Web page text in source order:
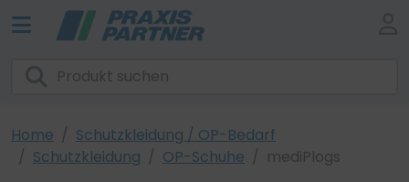
Home
Schutzkleidung / OP-Bedarf
Schutzkleidung
OP-Schuhe mediPlogs